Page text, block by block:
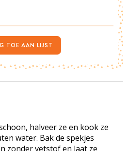
halveer ze en kook ze
water. Bak de spekjes
zonder vetstof en laat ze
TOE AAN LIJST